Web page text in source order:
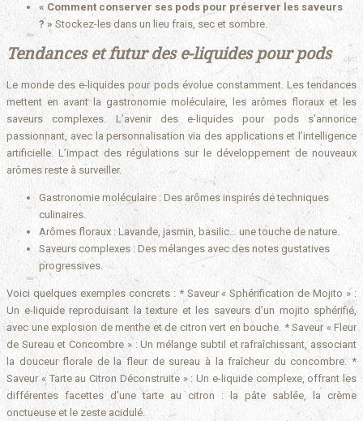
« Comment conserver ses pods pour préserver les saveurs
? » Stockez-les dans un lieu frais, sec et sombre.
Tendances et futur des e-liquides pour pods
Le monde des e-liquides pour pods évolue constamment. Les tendances
mettent en avant la gastronomie moléculaire, les arômes floraux et les
saveurs complexes. L’avenir des e-liquides pour pods s’annonce
passionnant, avec la personnalisation via des applications et l’intelligence
artificielle. L’impact des régulations sur le développement de nouveaux
arômes reste à surveiller.
Gastronomie moléculaire : Des arômes inspirés de techniques
culinaires.
Arômes floraux : Lavande, jasmin, basilic… une touche de nature.
Saveurs complexes : Des mélanges avec des notes gustatives
progressives.
Voici quelques exemples concrets : * Saveur « Sphérification de Mojito » :
Un e-liquide reproduisant la texture et les saveurs d’un mojito sphérifié,
avec une explosion de menthe et de citron vert en bouche. * Saveur « Fleur
de Sureau et Concombre » : Un mélange subtil et rafraîchissant, associant
la douceur florale de la fleur de sureau à la fraîcheur du concombre. *
Saveur « Tarte au Citron Déconstruite » : Un e-liquide complexe, offrant les
différentes facettes d’une tarte au citron : la pâte sablée, la crème
onctueuse et le zeste acidulé.